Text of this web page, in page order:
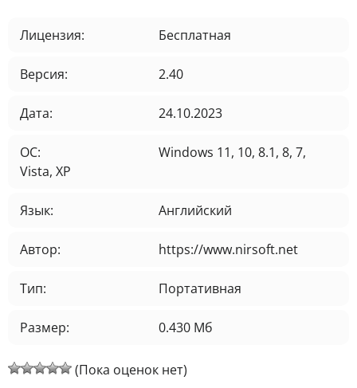
Лицензия: Бесплатная
Версия: 2.40
Дата: 24.10.2023
ОС:
Windows 11, 10, 8.1, 8, 7,
Vista, XP
Язык: Английский
Автор: https://www.nirsoft.net
Тип: Портативная
Размер: 0.430 Мб
(Пока оценок нет)